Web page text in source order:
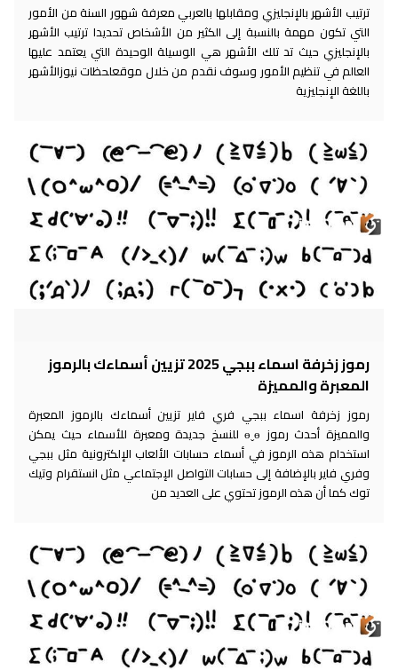
ترتيب الأشهر بالإنجليزي ومقابلها بالعربي معرفة شهور السنة من الأمور
التي تكون مهمة بالنسبة إلى الكثير من الأشخاص تحديدا ترتيب الأشهر
بالإنجليزي حيث تد تلك الأشهر هي الوسيلة الوحيدة التي يعتمد عليها
العالم في تنظيم الأمور وسوف نقدم من خلال موقعلحظات نيوزالأشهر
باللغة الإنجليزية
رموز زخرفة اسماء ببجي 2025 تزيين أسماءك بالرموز
المعبرة والمميزة
رموز زخرفة اسماء ببجي فري فاير تزيين أسماءك بالرموز المعبرة
والمميزة أحدث رموز ɵˬɵ للنسخ جديدة ومعبرة للأسماء حيث يمكن
استخدام هذه الرموز في أسماء حسابات الألعاب الإلكترونية مثل ببجي
وفري فاير بالإضافة إلى حسابات التواصل الإجتماعي مثل انستقرام وتيك
توك كما أن هذه الرموز تحتوي على العديد من